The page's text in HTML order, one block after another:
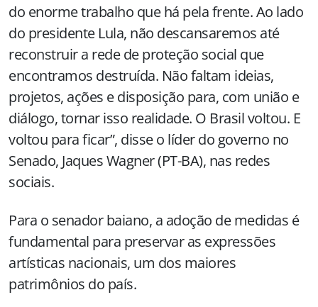
do enorme trabalho que há pela frente. Ao lado
do presidente Lula, não descansaremos até
reconstruir a rede de proteção social que
encontramos destruída. Não faltam ideias,
projetos, ações e disposição para, com união e
diálogo, tornar isso realidade. O Brasil voltou. E
voltou para ficar”, disse o líder do governo no
Senado, Jaques Wagner (PT-BA), nas redes
sociais.
Para o senador baiano, a adoção de medidas é
fundamental para preservar as expressões
artísticas nacionais, um dos maiores
patrimônios do país.